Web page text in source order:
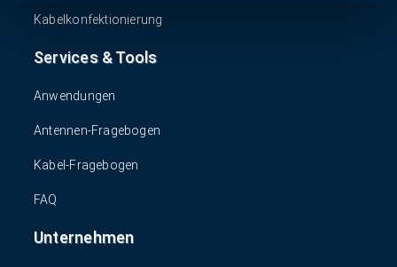
Kabelkonfektionierung
Services & Tools
Anwendungen
Antennen-Fragebogen
Kabel-Fragebogen
FAQ
Unternehmen